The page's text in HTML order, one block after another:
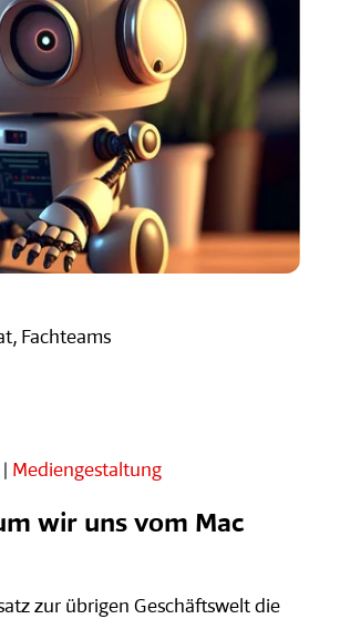
Fachteams
Mediengestaltung
wir uns vom Mac
zur übrigen Geschäftswelt die